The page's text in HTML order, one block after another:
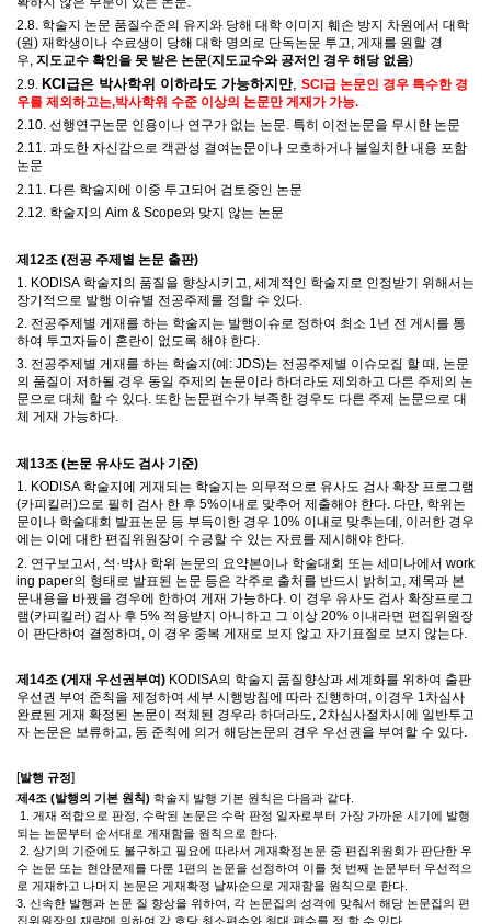
2.8. 학술지 논문 품질수준의 유지와 당해 대학 이미지 훼손 방지 차원에서 대학
(원) 재학생이나 수료생이 당해 대학 명의로 단독논문 투고, 게재를 원할 경
우, 지도교수 확인을 못 받은 논문(지도교수와 공저인 경우 해당 없음)
2.9. KCI급은 박사학위 이하라도 가능하지만, SCI급 논문인 경우 특수한 경
우를 제외하고는,박사학위 수준 이상의 논문만 게재가 가능.
2.10. 선행연구논문 인용이나 연구가 없는 논문. 특히 이전논문을 무시한 논문
2.11. 과도한 자신감으로 객관성 결여논문이나 모호하거나 불일치한 내용 포함
논문
2.11. 다른 학술지에 이중 투고되어 검토중인 논문
2.12. 학술지의 Aim & Scope와 맞지 않는 논문
제12조 (전공 주제별 논문 출판)
1. KODISA 학술지의 품질을 향상시키고, 세계적인 학술지로 인정받기 위해서는
장기적으로 발행 이슈별 전공주제를 정할 수 있다.
2. 전공주제별 게재를 하는 학술지는 발행이슈로 정하여 최소 1년 전 게시를 통
하여 투고자들이 혼란이 없도록 해야 한다.
3. 전공주제별 게재를 하는 학술지 (예 : JDS)는 전공주제별 이슈모집 할 때 , 논문
의 품질이 저하될 경우 동일 주제의 논문이라 하더라도 제외하고 다른 주제의 논
문으로 대체 할 수 있다. 또한 논문편수가 부족한 경우도 다른 주제 논문으로 대
체 게재 가능하다.
제 13조 (논문 유사도 검사 기준)
1. KODISA 학술지에 게재되는 학술지는 의무적으로 유사도 검사 확장 프로그램
(카피킬러)으로 필히 검사 한 후 5%이내로 맞추어 제출해야 한다. 다만, 학위논
문이나 학술대회 발표논문 등 부득이한 경우 10% 이내로 맞추는데 , 이러한 경우
에는 이에 대한 편집위원장이 수긍할 수 있는 자료를 제시해야 한다.
2. 연구보고서 석·박사 학위 논문의 요약본이나 학술대회 또는 세미나에서 work
ing paper의 형태로 발표된 논문 등은 각주로 출처를 반드시 밝히고 제목과 본
문내용을 바꿨을 경우에 한하여 게재 가능하다 이 경우 유사도 검사 확장프로그
램(카피킬러) 검사 후 5% 적용받지 아니하고 그 이상 20% 이내라면 편집위원장
이 판단하여 결정하며, 이 경우 중복 게재로 보지 않고 자기표절로 보지 않는다
제 14조 (게재 우선권부여) KODISA의 학술지 품질향상과 세계화를 위하여 출판
우선권 부여 준칙을 제정하여 세부 시행방침에 따라 진행하며, 이경우 1차심사
완료된 게재 확정된 논문이 적체된 경우라 하더라도, 2차심사절차시에 일반투고
자 논문은 보류하고, 동 준칙에 의거 해당논문의 경우 우선권을 부여할 수 있다.
[발행 규정]
제 4조 (발행의 기본 원칙) 학술지 발행 기본 원칙은 다음과 같다.
1. 게재 적합으로 판정, 수락된 논문은 수락 판정 일자로부터 가장 가까운 시기에 발행
되는 논문부터 순서대로 게재함을 원칙으로 한다.
2. 상기의 기준에도 불구하고 필요에 따라서 게재확정논문 중 편집위원회가 판단한 우
수 논문 또는 현안문제를 다룬 1편의 논문을 선정하여 이를 첫 번째 논문부터 우선적으
로 게재하고 나머지 논문은 게재확정 날짜순으로 게재함을 원칙으로 한다.
3. 신속한 발행과 논문 질 향상을 위하여 , 각 논문집의 성격에 맞춰서 해당 논문집의 편
집위원장의 재량에 의하여 각 호당 최소편수와 최대 편수를 정 할 수 있다